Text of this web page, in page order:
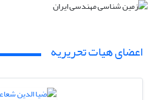
اعضای هیات تحریریه